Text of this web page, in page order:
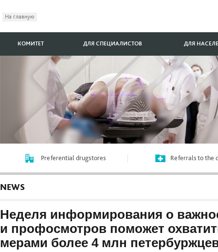
На главную
КОМИТЕТ ДЛЯ СПЕЦИАЛИСТОВ ДЛЯ
Preferential drugstores Referrals to the
NEWS
Неделя информирования о
и профосмотров поможет
мерами более 4 млн